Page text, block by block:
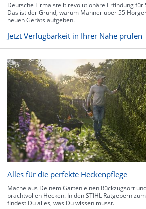
Deutsche Firma stellt revolutionäre Erfindung für
Das ist der Grund, warum Männer über 55
neuen Geräts aufgeben.
Jetzt Verfügbarkeit in Ihrer Nähe prüfen
Alles für die perfekte Heckenpflege
Mache aus Deinem Garten einen Rückzugsort
prachtvollen Hecken. In den STIHL Ratgebern
findest Du alles, was Du wissen musst.